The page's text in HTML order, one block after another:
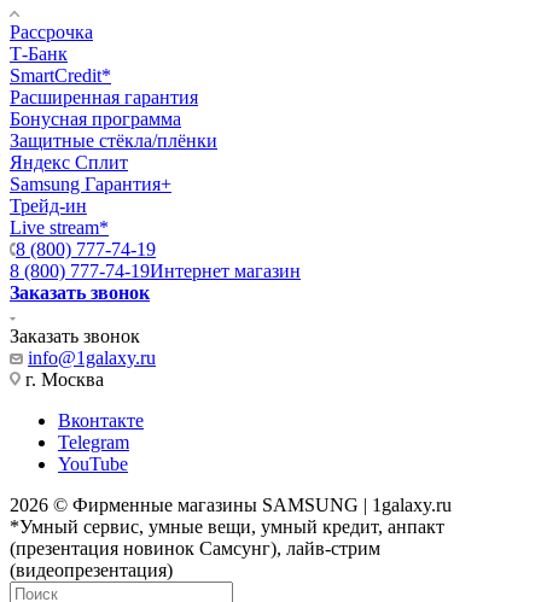
Рассрочка
Т-Банк
SmartCredit*
Расширенная гарантия
Бонусная программа
Защитные стёкла/плёнки
Яндекс Сплит
Samsung Гарантия+
Трейд-ин
Live stream*
8 (800) 777-74-19
8 (800) 777-74-19Интернет магазин
Заказать звонок
Заказать звонок
info@1galaxy.ru
г. Москва
Вконтакте
Telegram
YouTube
2026 © Фирменные магазины SAMSUNG | 1galaxy.ru
*Умный сервис, умные вещи, умный кредит, анпакт
(презентация новинок Самсунг), лайв-стрим
(видеопрезентация)